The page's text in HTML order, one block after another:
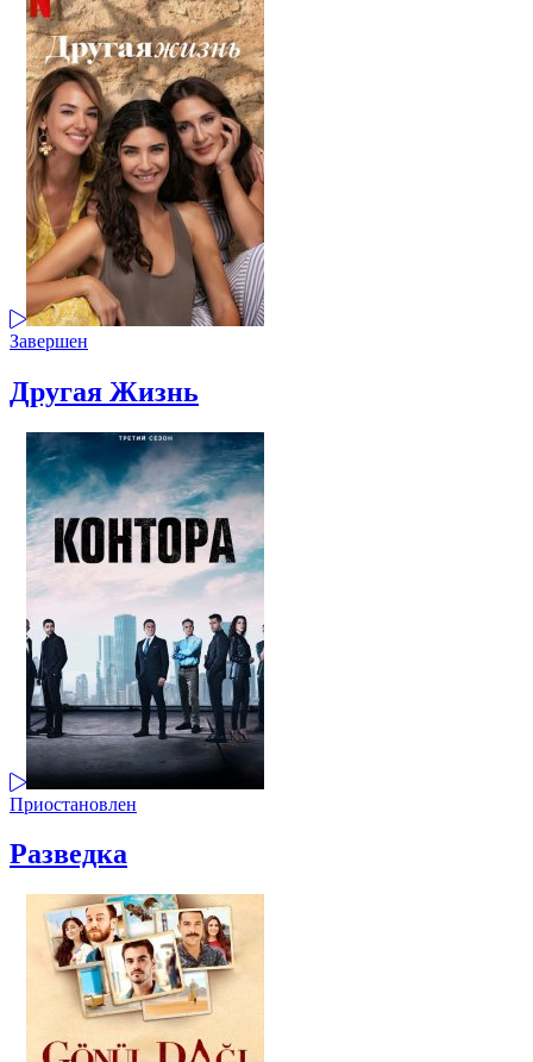
Завершен
Другая Жизнь
Приостановлен
Разведка